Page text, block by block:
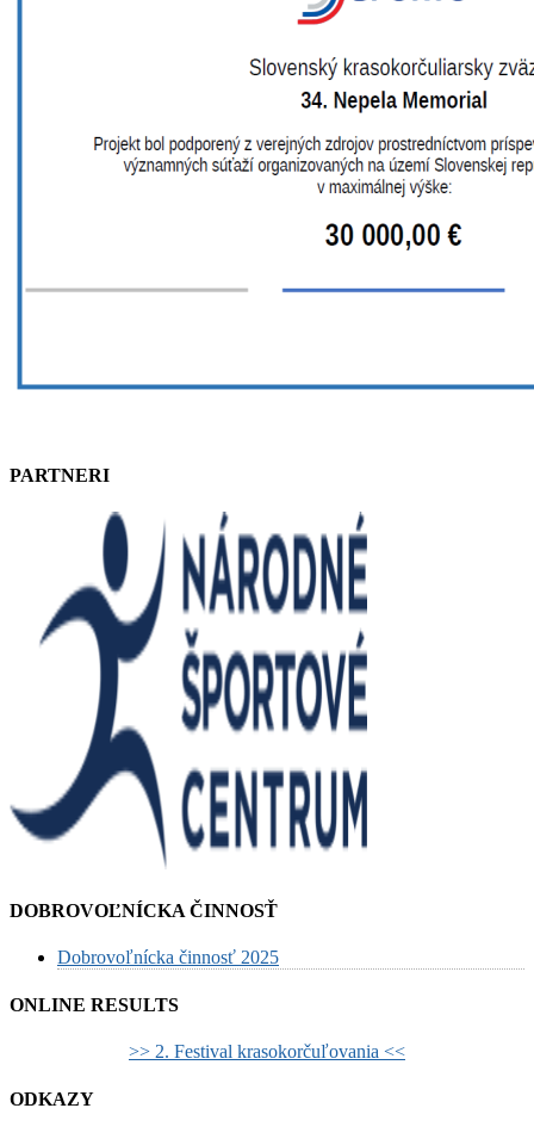
PARTNERI
DOBROVOĽNÍCKA ČINNOSŤ
Dobrovoľnícka činnosť 2025
ONLINE RESULTS
>> 2. Festival krasokorčuľovania <<
ODKAZY